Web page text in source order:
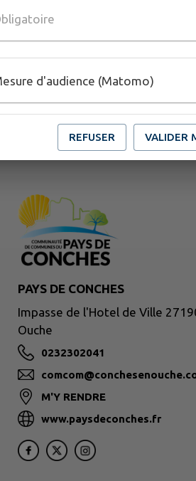
https://mediatheque-conches-en-
PAYS DE CONCHES
Impasse de l'Hotel de Ville
Ouche
0232302041
M'Y RENDRE
www.paysdeconches.fr
d'audience (Matomo)
REFUSER VALIDER